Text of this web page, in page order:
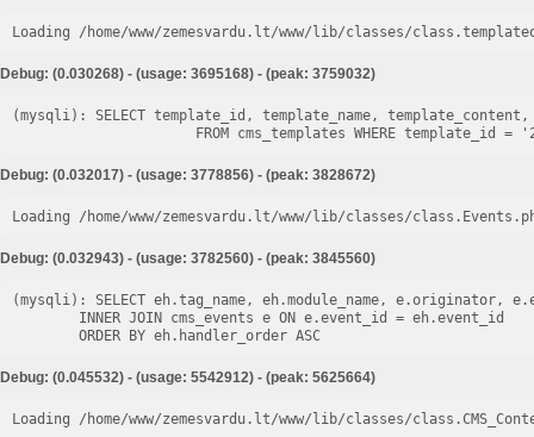
Loading /home/www/zemesvardu.lt/www/lib/classes/
Debug: (0.030268) - (usage: 3695168) - (peak: 3759032)
(mysqli): SELECT template_id, template_name,
Debug: (0.032017) - (usage: 3778856) - (peak: 3828672)
Loading /home/www/zemesvardu.lt/www/lib/classes/
Debug: (0.032943) - (usage: 3782560) - (peak: 3845560)
(mysqli): SELECT eh.tag_name, eh.module_name, e.originator,
Debug: (0.045532) - (usage: 5542912) - (peak: 5625664)
Loading /home/www/zemesvardu.lt/www/lib/classes/